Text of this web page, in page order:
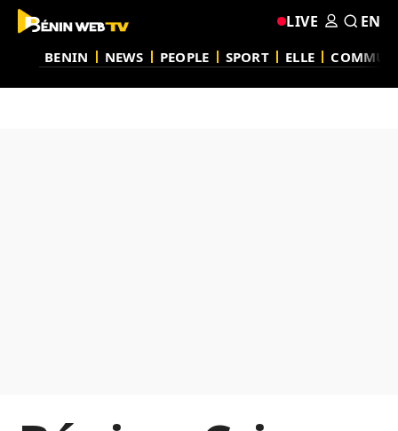
BENIN NEWS PEOPLE SPORT ELLE
LIVE EN